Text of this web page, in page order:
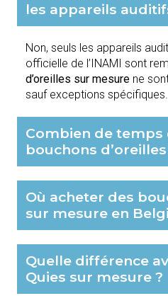
les appareils
Non, seuls les appareils
officielle de l’INAMI sont
d’oreilles sur mesure ne
sauf exceptions spécifiques.
Combien de temps
bouchons d’oreilles
Où acheter des
sur mesure en
Quelle différence
Quies sur mesure ?